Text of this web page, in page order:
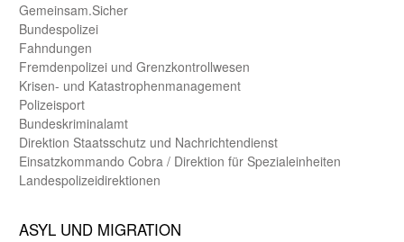
Gemein­sam.Sicher
Bundes­polizei
Fahndungen
Fremdenpolizei und Grenzkontrollwesen
Krisen- und Katastrophen­management
Polizeisport
Bundes­kriminal­amt
Direktion Staats­schutz und Nach­richten­dienst
Einsatz­kommando Cobra / Direktion für Spezialeinheiten
Landes­polizei­direk­tionen
ASYL UND MIGRA­TION